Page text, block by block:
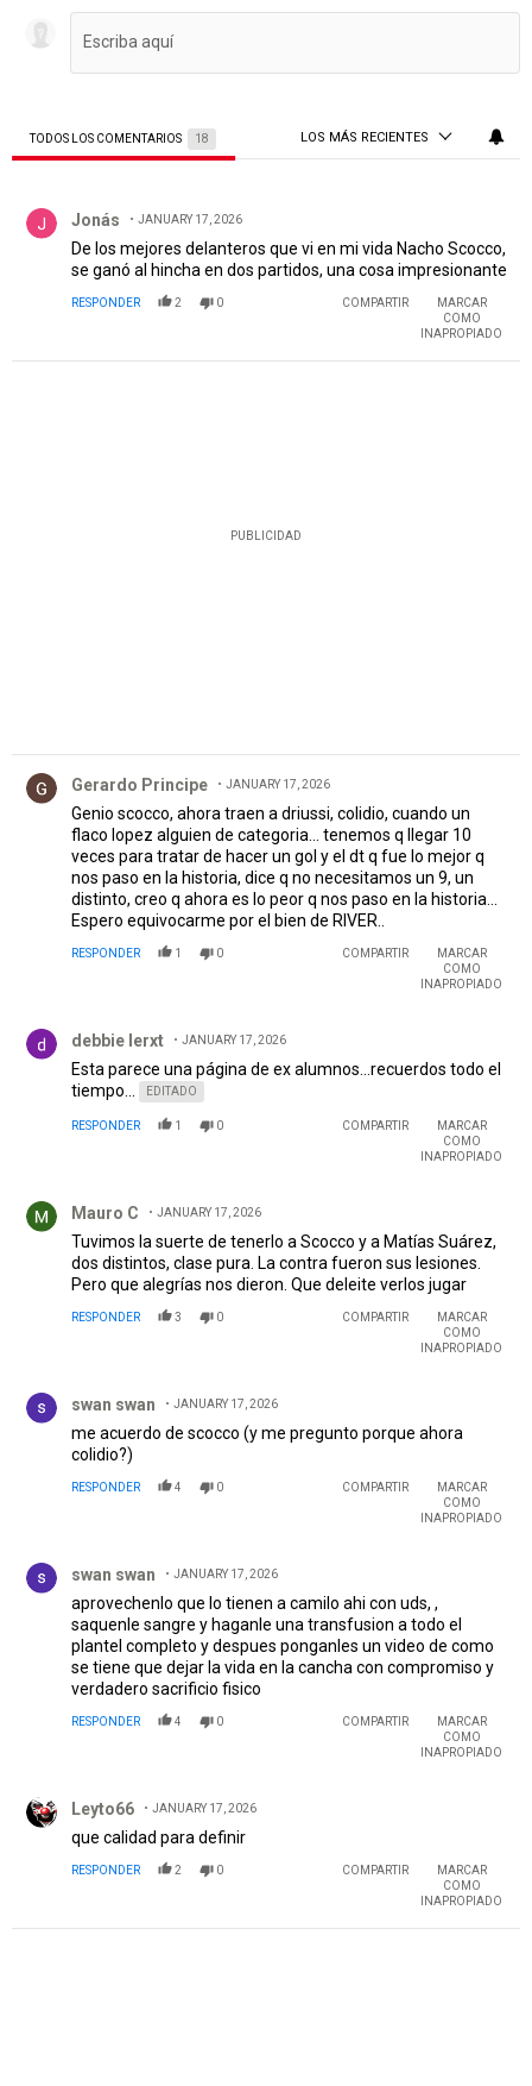
TODOS LOS COMENTARIOS 18 LOS MÁS RECIENTES
Jonás JANUARY 17, 2026
De los mejores delanteros que vi en mi vida Nacho Scocco,
se ganó al hincha en dos partidos, una cosa impresionante
RESPONDER 2 0 COMPARTIR
MARCAR
COMO
INAPROPIADO
PUBLICIDAD
Gerardo Principe JANUARY 17, 2026
Genio scocco, ahora traen a driussi, colidio, cuando un
flaco lopez alguien de categoria... tenemos q llegar 10
veces para tratar de hacer un gol y el dt q fue lo mejor q
nos paso en la historia, dice q no necesitamos un 9, un
distinto, creo q ahora es lo peor q nos paso en la historia...
Espero equivocarme por el bien de RIVER..
RESPONDER 1 0 COMPARTIR
MARCAR
COMO
INAPROPIADO
debbie lerxt JANUARY 17, 2026
Esta parece una página de ex alumnos...recuerdos todo el
tiempo...
EDITADO
RESPONDER 1 0 COMPARTIR
MARCAR
COMO
INAPROPIADO
Mauro C JANUARY 17, 2026
Tuvimos la suerte de tenerlo a Scocco y a Matías Suárez,
dos distintos, clase pura. La contra fueron sus lesiones.
Pero que alegrías nos dieron. Que deleite verlos jugar
RESPONDER 3 0 COMPARTIR
MARCAR
COMO
INAPROPIADO
swan swan JANUARY 17, 2026
me acuerdo de scocco (y me pregunto porque ahora
colidio?)
RESPONDER 4 0 COMPARTIR
MARCAR
COMO
INAPROPIADO
swan swan JANUARY 17, 2026
aprovechenlo que lo tienen a camilo ahi con uds, ,
saquenle sangre y haganle una transfusion a todo el
plantel completo y despues ponganles un video de como
se tiene que dejar la vida en la cancha con compromiso y
verdadero sacrificio fisico
RESPONDER 4 0 COMPARTIR
MARCAR
COMO
INAPROPIADO
Leyto66 JANUARY 17, 2026
que calidad para definir
RESPONDER 2 0 COMPARTIR
MARCAR
COMO
INAPROPIADO